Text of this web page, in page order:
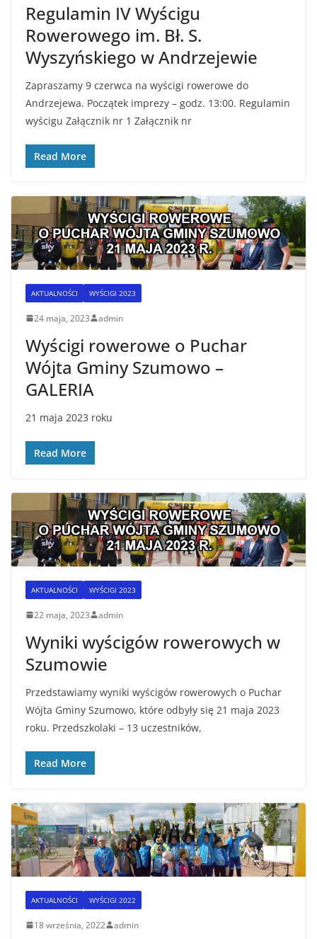
Regulamin IV Wyścigu
Rowerowego im. Bł. S.
Wyszyńskiego w Andrzejewie
Zapraszamy 9 czerwca na wyścigi rowerowe do
Andrzejewa. Początek imprezy – godz. 13:00. Regulamin
wyścigu Załącznik nr 1 Załącznik nr
Read More
AKTUALNOŚCI WYŚCIGI 2023
24 maja, 2023 admin
Wyścigi rowerowe o Puchar
Wójta Gminy Szumowo –
GALERIA
21 maja 2023 roku
Read More
AKTUALNOŚCI WYŚCIGI 2023
22 maja, 2023 admin
Wyniki wyścigów rowerowych w
Szumowie
Przedstawiamy wyniki wyścigów rowerowych o Puchar
Wójta Gminy Szumowo, które odbyły się 21 maja 2023
roku. Przedszkolaki – 13 uczestników,
Read More
AKTUALNOŚCI WYŚCIGI 2022
18 września, 2022 admin